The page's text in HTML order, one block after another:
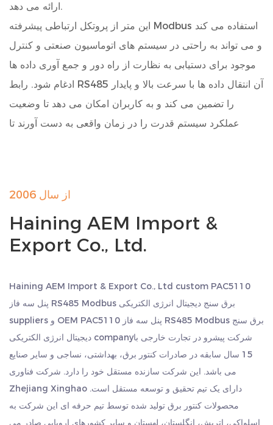
ارائه می دهد.
این متر از پروتکل ارتباطی پیشرفته Modbus استفاده می کند
و می تواند به راحتی در سیستم های اتوماسیون صنعتی و کنترل
موجود برای دستیابی به نظارت از راه دور و جمع آوری داده ها
ادغام شود. رابط RS485 آن انتقال داده ها با سرعت بالا و پایدار
را تضمین می کند و به کاربران امکان می دهد تا وضعیت
عملکرد سیستم قدرت را در زمان واقعی به دست آورند تا
است. این رله ها می توانند ولتاژ تا 250 ولت AC و جریان
سوئیچینگ 3.0 آمپر را تحمل کنند و دوام عالی دارند و تا
100000 سیکل سوئیچینگ را تحمل می کنند. در عین حال، این
فیلدهای کاربردی
این کنتور برق دیجیتال RS485 Modbus به طور گسترده در
مدیریت انرژی، اتوماسیون صنعتی، مدیریت امکانات عمومی،
شبکه هوشمند و سایر زمینه ها استفاده می شود. این یک
تجهیزات ضروری و مهم در سیستم های قدرت مدرن و
اتوماسیون صنعتی است. ویژگی‌های با دقت بالا و چند عملکردی
آن، کاربران را قادر می‌سازد تا وضعیت عملکرد سیستم قدرت
از سال 2006
Haining AEM Import &
Export Co., Ltd.
Haining AEM Import & Export Co., Ltd custom PAC5110
پنل سه فاز RS485 Modbus برق سنج دیجیتال انرژی الکتریکی
suppliers
OEM PAC5110 پنل سه فاز RS485 Modbus برق سنج
دیجیتال انرژی الکتریکی companyشرکت پیشرو در تجارت خارجی با
15 سال سابقه در صادرات کنتور برق، بهداشتی، نساجی و سایر صنایع
می باشد. این شرکت سازنده مستقل خود را دارد. شرکت فناوری
Zhejiang Xinghao دارای یک تیم تحقیق و توسعه مستقل است.
محصولات کنتور برق تولید شده توسط تیم حرفه ای این شرکت به
اسلواکی، اتریش، انگلستان، لهستان و سایر کشورهای اروپایی صادر می